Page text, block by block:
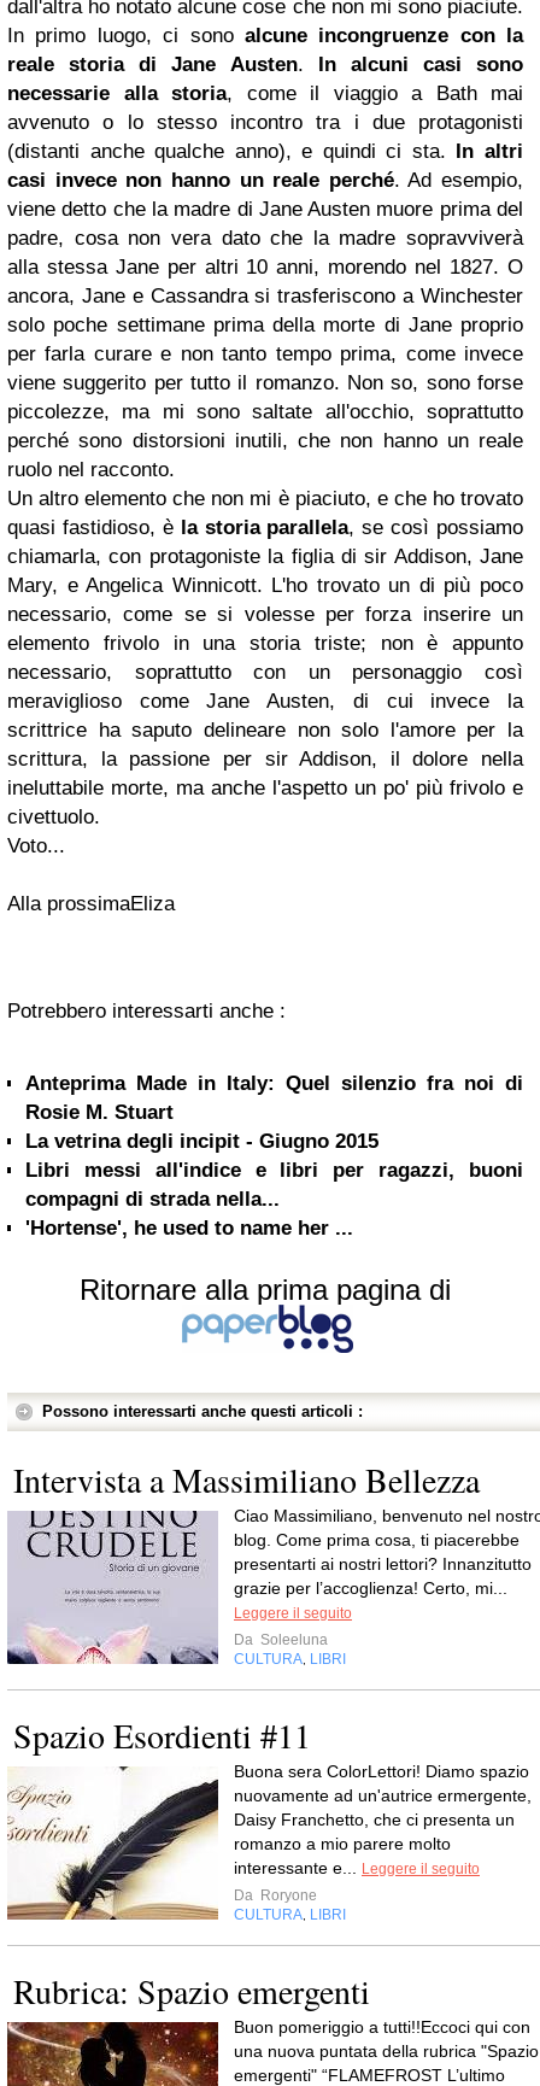
dall'altra ho notato alcune cose che non mi sono piaciute.
In primo luogo, ci sono alcune incongruenze con la
reale storia di Jane Austen. In alcuni casi sono
necessarie alla storia, come il viaggio a Bath mai
avvenuto o lo stesso incontro tra i due protagonisti
(distanti anche qualche anno), e quindi ci sta. In altri
casi invece non hanno un reale perché. Ad esempio,
viene detto che la madre di Jane Austen muore prima del
padre, cosa non vera dato che la madre sopravviverà
alla stessa Jane per altri 10 anni, morendo nel 1827. O
ancora, Jane e Cassandra si trasferiscono a Winchester
solo poche settimane prima della morte di Jane proprio
per farla curare e non tanto tempo prima, come invece
viene suggerito per tutto il romanzo. Non so, sono forse
piccolezze, ma mi sono saltate all'occhio, soprattutto
perché sono distorsioni inutili, che non hanno un reale
ruolo nel racconto.
Un altro elemento che non mi è piaciuto, e che ho trovato
quasi fastidioso, è la storia parallela, se così possiamo
chiamarla, con protagoniste la figlia di sir Addison, Jane
Mary, e Angelica Winnicott. L'ho trovato un di più poco
necessario, come se si volesse per forza inserire un
elemento frivolo in una storia triste; non è appunto
necessario, soprattutto con un personaggio così
meraviglioso come Jane Austen, di cui invece la
scrittrice ha saputo delineare non solo l'amore per la
scrittura, la passione per sir Addison, il dolore nella
ineluttabile morte, ma anche l'aspetto un po' più frivolo e
civettuolo.
Voto...
Alla prossimaEliza
Potrebbero interessarti anche :
Anteprima Made in Italy: Quel silenzio fra noi di
Rosie M. Stuart
La vetrina degli incipit - Giugno 2015
Libri messi all'indice e libri per ragazzi, buoni
compagni di strada nella...
'Hortense', he used to name her ...
Ritornare alla prima pagina di
Possono interessarti anche questi articoli :
Intervista a Massimiliano Bellezza
Ciao Massimiliano, benvenuto nel
blog. Come prima cosa, ti piacerebbe
presentarti ai nostri lettori? Innanzitutto
grazie per l’accoglienza! Certo, mi...
Leggere il seguito
Da Soleeluna
CULTURA LIBRI
Spazio Esordienti #11
Buona sera ColorLettori! Diamo spazio
nuovamente ad un'autrice ermergente,
Daisy Franchetto, che ci presenta un
romanzo a mio parere molto
interessante e...
Leggere il seguito
Da Roryone
CULTURA LIBRI
Rubrica: Spazio emergenti
Buon pomeriggio a tutti!!Eccoci qui con
una nuova puntata della rubrica "Spazio
emergenti" “FLAMEFROST L’ultimo